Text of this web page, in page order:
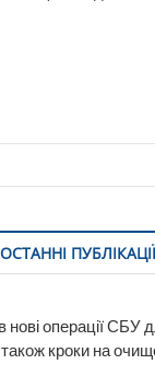
ОСТАННІ
операції СБУ
а також кроки на